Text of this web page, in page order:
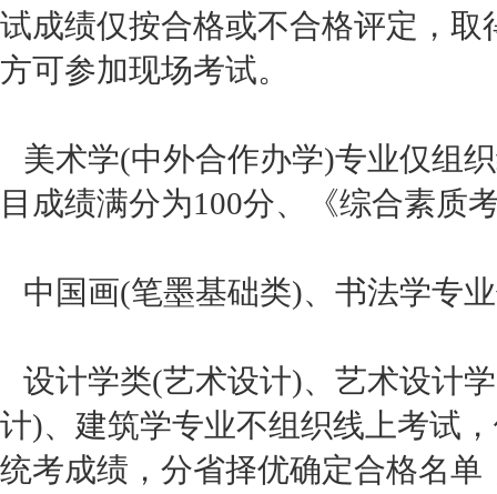
试成绩仅按合格或不合格评定，
方可参加现场考试。
美术学(中外合作办学)专业仅组
目成绩满分为100分、《综合素质
中国画(笔墨基础类)、书法学专
设计学类(艺术设计)、艺术设计
计)、建筑学专业不组织线上考试
统考成绩，分省择优确定合格名